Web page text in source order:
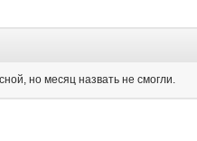
но месяц назвать не смогли.